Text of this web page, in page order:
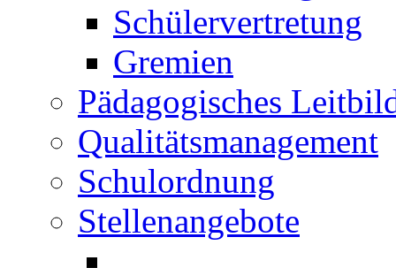
Schülervertretung
Gremien
Pädagogisches
Qualitätsmanagement
Schulordnung
Stellenangebote